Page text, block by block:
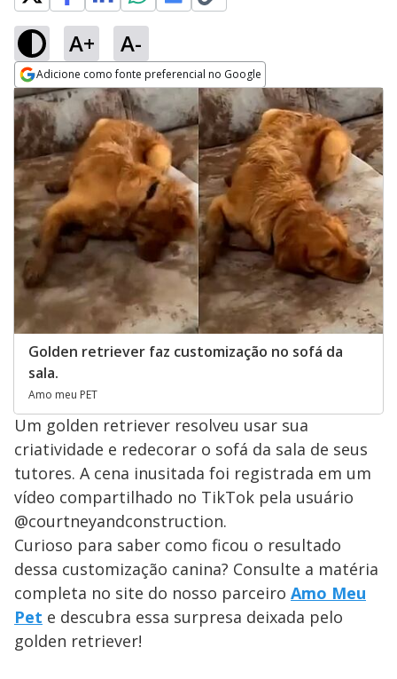
A+ A-
Adicione como fonte preferencial no Google
Opens in new window
Golden retriever faz customização no sofá da
sala.
Amo meu PET
Um golden retriever resolveu usar sua
criatividade e redecorar o sofá da sala de seus
tutores. A cena inusitada foi registrada em um
vídeo compartilhado no TikTok pela usuário
@courtneyandconstruction.
Curioso para saber como ficou o resultado
dessa customização canina? Consulte a matéria
completa no site do nosso parceiro Amo Meu
Pet e descubra essa surpresa deixada pelo
golden retriever!